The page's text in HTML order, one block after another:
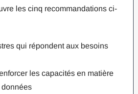
les cinq recommandations ci-
qui répondent aux besoins
les capacités en matière
données